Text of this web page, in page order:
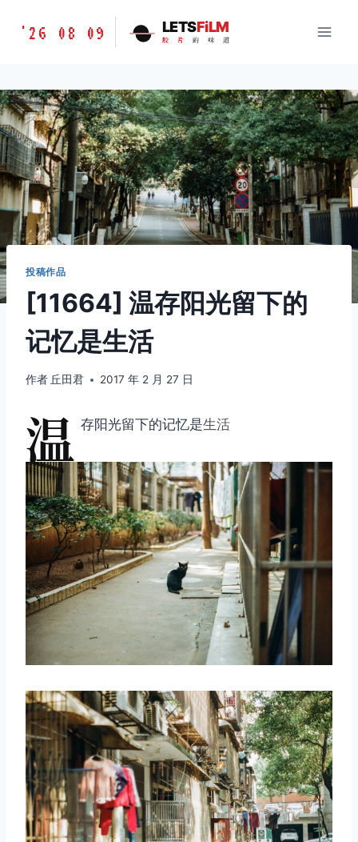
胶
味
道
LETSFILM
'26 08 09 LETSFiLM
胶 片 的 味 道
投稿作品
[11664] 温存阳光留下的
记忆是生活
作者 丘田君 2017 年 2 月 27 日
温 存阳光留下的记忆是生活